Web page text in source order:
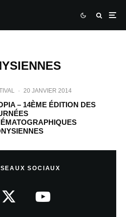
· 20 JANVIER 2014
– 14ÈME ÉDITION DES
SOCIAUX